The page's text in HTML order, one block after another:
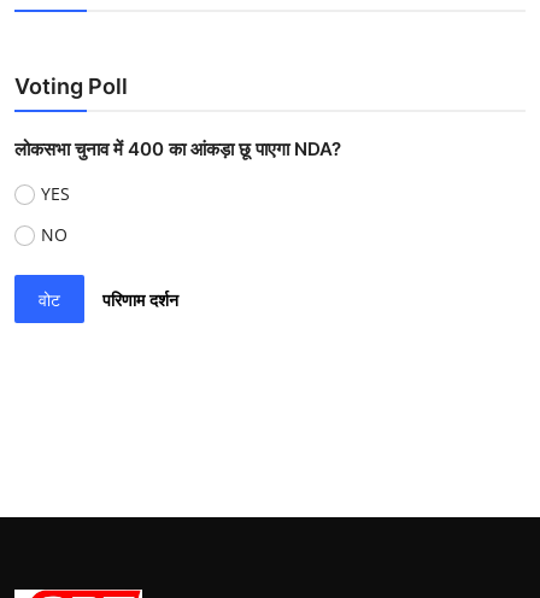
Voting Poll
लोकसभा चुनाव में 400 का आंकड़ा छू पाएगा NDA?
YES
NO
वोट परिणाम दर्शन